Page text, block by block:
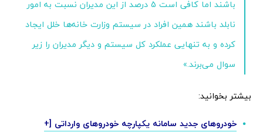
باشند اما کافی است 5 درصد از این مدیران نسبت به امور
نابلد باشند همین افراد در سیستم وزارت خانه‌ها خلل ایجاد
کرده و به تنهایی عملکرد کل سیستم و دیگر مدیران را زیر
سوال می‌برند.»
بیشتر بخوانید:
خودروهای جدید سامانه یکپارچه خودروهای وارداتی [+